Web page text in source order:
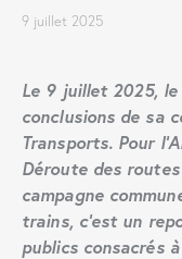
9 juillet 2025
Le 9 juillet 2025,
conclusions de sa
Transports. Pour
Déroute des
campagne
trains, c’est un
publics consacrés